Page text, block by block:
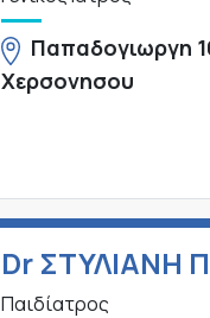
Παπαδογιωργη
Χερσονησου
Dr ΣΤΥΛΙΑΝΗ
Παιδίατρος